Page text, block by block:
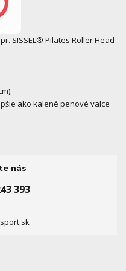
SISSEL® Pilates Roller Head
ako kalené penové valce
nás
393